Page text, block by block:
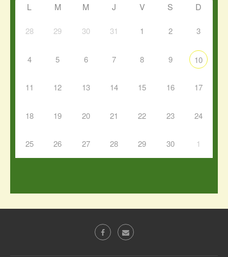
L M M J V S D
28 29 30 31 1 2 3
4 5 6 7 8 9 10
11 12 13 14 15 16 17
18 19 20 21 22 23 24
25 26 27 28 29 30 1